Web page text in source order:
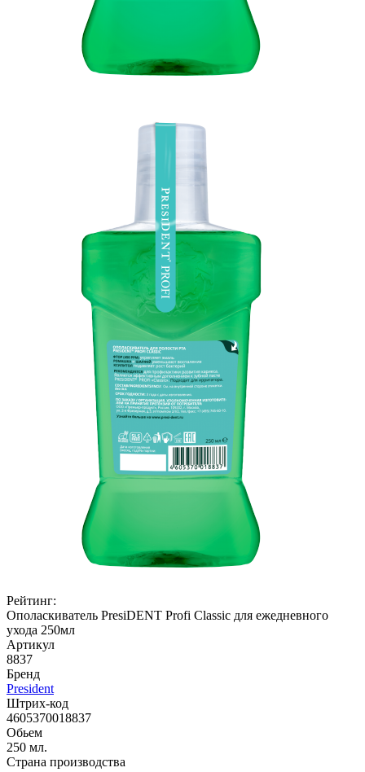
Рейтинг:
Ополаскиватель PresiDENT Profi Classic для ежедневного
ухода 250мл
Артикул
8837
Бренд
President
Штрих-код
4605370018837
Обьем
250 мл.
Страна производства